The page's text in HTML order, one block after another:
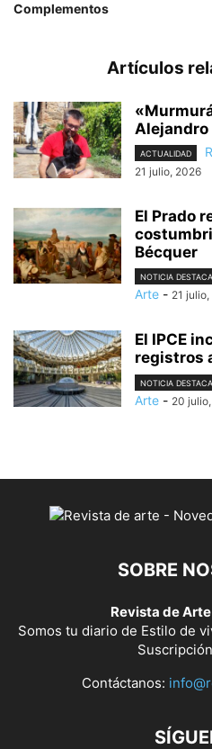
Complementos
Artículos
Alejandro
ACTUALIDAD
21 julio, 2026
El Prado
Bécquer
NOTICIA
Arte - 21
El IPCE
registros
NOTICIA
Arte - 20
SOBRE
Revista de
Somos tu diario de Estilo de
Contáctanos: